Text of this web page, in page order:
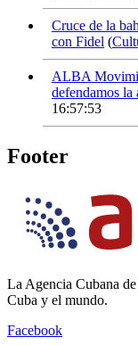
Cruce de la
con Fidel (
ALBA
defendamos la
16:57:53
Footer
La Agencia Cubana
Cuba y el mundo.
Facebook